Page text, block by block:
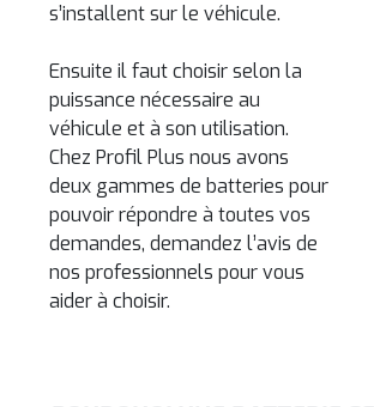
s’installent sur le véhicule.
Ensuite il faut choisir selon la
puissance nécessaire au
véhicule et à son utilisation.
Chez Profil Plus nous avons
deux gammes de batteries pour
pouvoir répondre à toutes vos
demandes, demandez l’avis de
nos professionnels pour vous
aider à choisir.